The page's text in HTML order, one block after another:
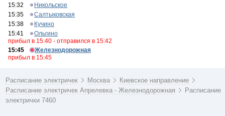
15:32
Никольское
15:35
Салтыковская
15:38
Кучино
15:41
Ольгино
прибыл в 15:40 - отправился в 15:42
15:45
Железнодорожная
прибыл в 15:45
Расписание электричек Москва
Киевское направление
Расписание электричек Апрелевка - Железнодорожная
Расписание
электрички 7460